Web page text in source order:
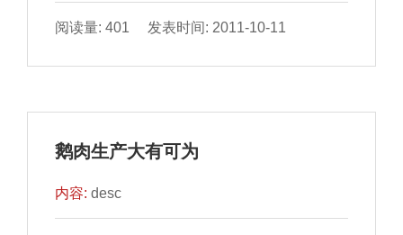
阅读量: 401 发表时间: 2011-10-11
鹅肉生产大有可为
内容:desc